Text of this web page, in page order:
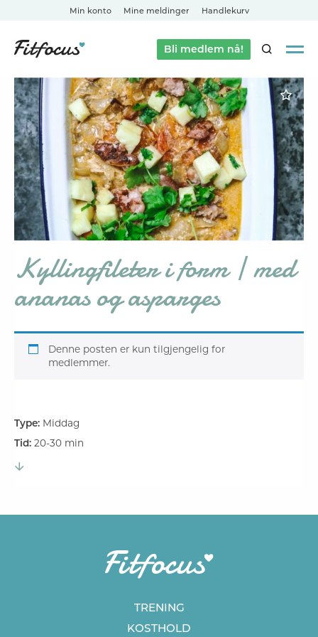
Min konto Mine meldinger Handlekurv
Bli medlem nå!SØK
Kyllingfileter i form | med
ananas og asparges
Denne posten er kun tilgjengelig for
medlemmer.
Type: Middag
Tid: 20-30 min
TRENING
KOSTHOLD